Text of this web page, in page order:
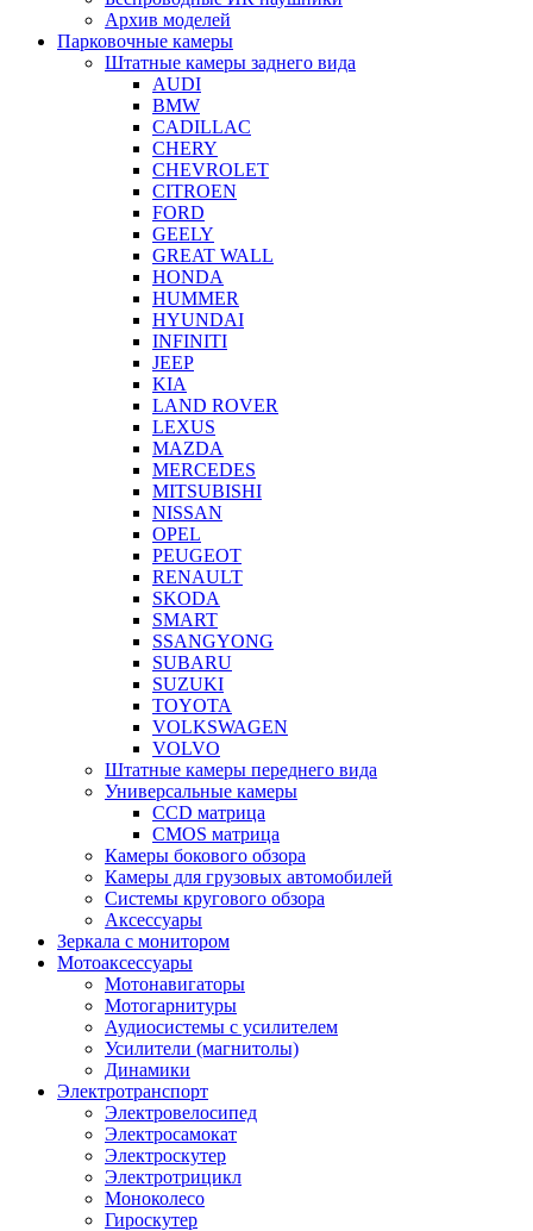
Архив моделей
Парковочные камеры
Штатные камеры заднего вида
AUDI
BMW
CADILLAC
CHERY
CHEVROLET
CITROEN
FORD
GEELY
GREAT WALL
HONDA
HUMMER
HYUNDAI
INFINITI
JEEP
KIA
LAND ROVER
LEXUS
MAZDA
MERCEDES
MITSUBISHI
NISSAN
OPEL
PEUGEOT
RENAULT
SKODA
SMART
SSANGYONG
SUBARU
SUZUKI
TOYOTA
VOLKSWAGEN
VOLVO
Штатные камеры переднего вида
Универсальные камеры
CCD матрица
CMOS матрица
Камеры бокового обзора
Камеры для грузовых автомобилей
Системы кругового обзора
Аксессуары
Зеркала с монитором
Мотоаксессуары
Мотонавигаторы
Мотогарнитуры
Аудиосистемы с усилителем
Усилители (магнитолы)
Динамики
Электротранспорт
Электровелосипед
Электросамокат
Электроскутер
Электротрицикл
Моноколесо
Гироскутер